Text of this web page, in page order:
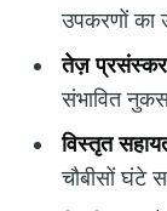
उपकरणों का
तेज़
संभावित
विस्तृत
चौबीसों घंटे